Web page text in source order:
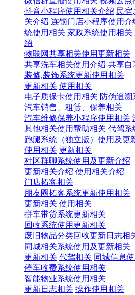
抖音小程序使用相关介绍 民宿
关介绍 连锁门店小程序使用介
统使用相关 家政系统使用相关
绍
物联网共享相关使用更新相关
共享洗车相关使用介绍 共享自
装修,装饰系统更新使用相关
更新相关 使用相关
电子质保卡使用相关 防伪追溯
汽车销售、租赁、保养相关
汽车维修保养小程序使用相关
其他相关使用帮助相关 代驾系
跑腿系统（独立版）使用及更
使用相关 更新相关
社区群聊系统使用及更新介绍
更新相关介绍 使用相关介绍
门店拓客相关
朋友圈拓客系统更新使用相关
更新相关 使用相关
拼车带货系统更新相关
回收系统使用更新相关
废旧物品分类回收更新日志相
同城相关系统使用及更新相关
更新相关 代驾相关 同城信息
停车收费系统使用相关
智能物业系统使用相关
更新日志相关 操作使用相关